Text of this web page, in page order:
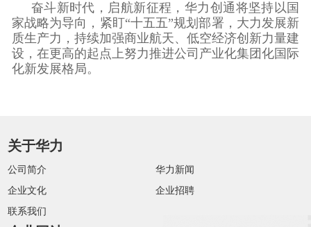
奋斗新时代，启航新征程，华力创通将坚持以国
家战略为导向，紧盯“十五五”规划部署，大力发展新
质生产力，持续加强商业航天、低空经济创新力量建
设，在更高的起点上努力推进公司产业化集团化国际
化新发展格局。
关于华力
公司简介
华力新闻
企业文化
企业招聘
联系我们